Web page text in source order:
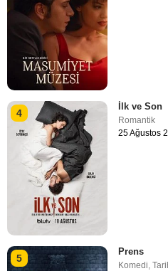
4
İlk ve Son
Romantik
25 Ağustos
5
Prens
Komedi ,